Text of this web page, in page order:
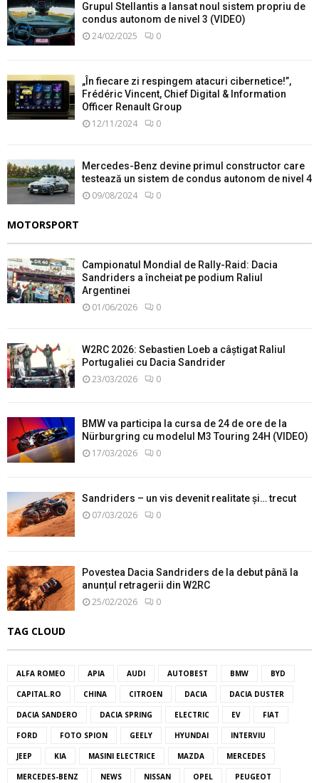
Grupul Stellantis a lansat noul sistem propriu de
condus autonom de nivel 3 (VIDEO)
24/02/2025 0
„În fiecare zi respingem atacuri cibernetice!”,
Frédéric Vincent, Chief Digital & Information
Officer Renault Group
12/11/2024 0
Mercedes-Benz devine primul constructor care
testează un sistem de condus autonom de nivel 4
09/08/2024 0
MOTORSPORT
Campionatul Mondial de Rally-Raid: Dacia
Sandriders a încheiat pe podium Raliul
Argentinei
01/06/2026 0
W2RC 2026: Sebastien Loeb a câștigat Raliul
Portugaliei cu Dacia Sandrider
23/03/2026 0
BMW va participa la cursa de 24 de ore de la
Nürburgring cu modelul M3 Touring 24H (VIDEO)
17/03/2026 0
Sandriders – un vis devenit realitate și… trecut
07/03/2026 0
Povestea Dacia Sandriders de la debut până la
anunțul retragerii din W2RC
25/02/2026 0
TAG CLOUD
ALFA ROMEO APIA AUDI AUTOBEST BMW BYD
CAPITAL.RO CHINA CITROEN DACIA DACIA DUSTER
DACIA SANDERO DACIA SPRING ELECTRIC EV FIAT
FORD FOTO SPION GEELY HYUNDAI INTERVIU
JEEP KIA MASINI ELECTRICE MAZDA MERCEDES
MERCEDES-BENZ NEWS NISSAN OPEL PEUGEOT